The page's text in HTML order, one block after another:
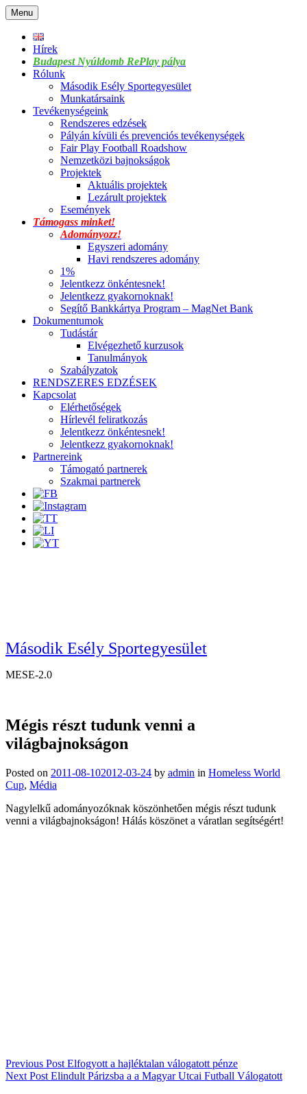
Skip
to
content
Menu
Hírek
Budapest Nyúldomb RePlay pálya
Rólunk
Második Esély Sportegyesület
Munkatársaink
Tevékenységeink
Rendszeres edzések
Pályán kívüli és prevenciós tevékenységek
Fair Play Football Roadshow
Nemzetközi bajnokságok
Projektek
Aktuális projektek
Lezárult projektek
Események
Támogass minket!
Adományozz!
Egyszeri adomány
Havi rendszeres adomány
1%
Jelentkezz önkéntesnek!
Jelentkezz gyakornoknak!
Segítő Bankkártya Program – MagNet Bank
Dokumentumok
Tudástár
Elvégezhető kurzusok
Tanulmányok
Szabályzatok
RENDSZERES EDZÉSEK
Kapcsolat
Elérhetőségek
Hírlevél feliratkozás
Jelentkezz önkéntesnek!
Jelentkezz gyakornoknak!
Partnereink
Támogató partnerek
Szakmai partnerek
Második Esély Sportegyesület
MESE-2.0
Mégis részt tudunk venni a
világbajnokságon
Posted on 2011-08-102012-03-24 by admin in Homeless World
Cup, Média
Nagylelkű adományozóknak köszönhetően mégis részt tudunk
venni a világbajnokságon! Hálás köszönet a váratlan segítségért!
Bejegyzés
navigáció
Previous Post Elfogyott a hajléktalan válogatott pénze
Next Post Elindult Párizsba a a Magyar Utcai Futball Válogatott